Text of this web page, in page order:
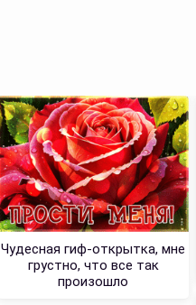
Чудесная гиф-открытка, мне
грустно, что все так
произошло